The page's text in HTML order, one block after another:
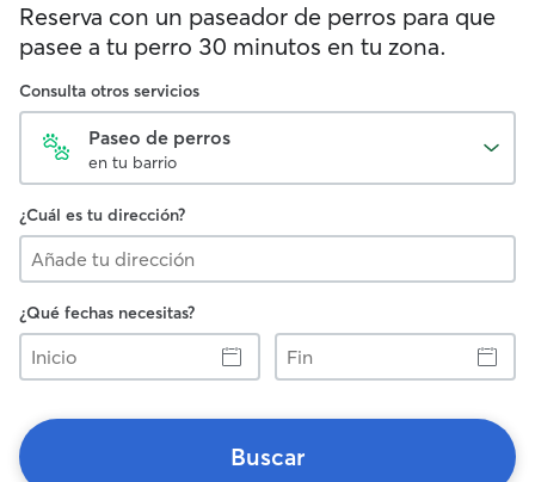
Reserva con un paseador de perros para que
pasee a tu perro 30 minutos en tu zona.
Consulta otros servicios
Paseo de perros
en tu barrio
¿Cuál es tu dirección?
¿Qué fechas necesitas?
Inicio
Fin
Buscar